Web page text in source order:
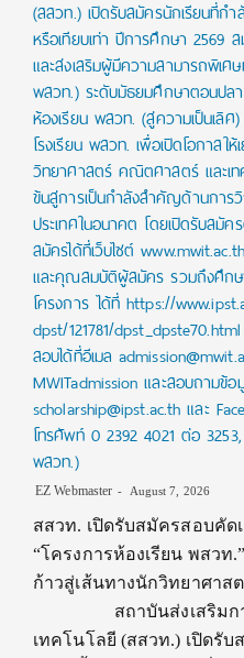
(สสวท.) เปิดรับสมัครนักเรียนที่ก
หรือเทียบเท่า ปีการศึกษา 2569
และส่งเสริมผู้มีความสามารถพิเศ
พสวท.) ระดับมัธยมศึกษาตอนปล
ห้องเรียน พสวท. (สู่ความเป็นเลิ
โรงเรียน พสวท. เพื่อเปิดโอกาส
วิทยาศาสตร์ คณิตศาสตร์ และเท
ข้นสู่การเป็นกำลังสำคัญด้านกา
ประเทศในอนาคต โดยเปิดรับสมั
สมัครได้ที่เว็บไซต์
และคุณสมบัติผู้สมัคร รวมถึงศึกษ
โครงการ ได้ที่ https://
dpst/121781/
สอบได้ที่อีเมล
MWITadmission และสอบถามข้
scholarship@ipst.ac.th และ
โทรศัพท์ 0 2392 4021 ต่อ
พสวท.)
EZ Webmaster August 7, 2026
สสวท. เปิดรับสมัครสอบคัด
“โครงการห้องเรียน พสวท
ก้าวสู่เส้นทางนักวิทยาศา
สถาบันส่งเสริมการ
เทคโนโลยี (สสวท.) เปิดรั